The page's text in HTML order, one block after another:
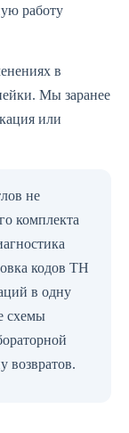
работу
в
Мы заранее
или
не
комплекта
кодов ТН
в одну
схемы
возвратов.